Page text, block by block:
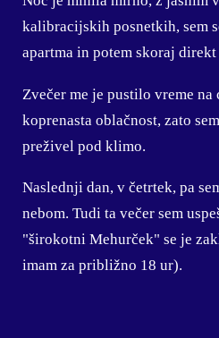
kalibracijskih posnetkih, sem
apartma in potem skoraj direkt
Zvečer me je pustilo vreme
koprenasta oblačnost, zato
preživel pod klimo.
Naslednji dan, v četrtek, pa
nebom. Tudi ta večer sem
"širokotni Mehurček" se je
imam za približno 18 ur).